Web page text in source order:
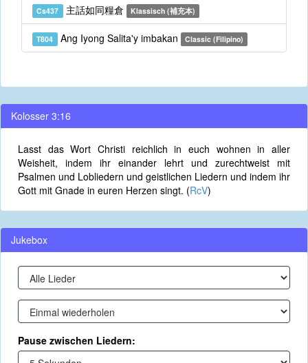
Cs437 主話如同糧倉 Klassisch (補充本)
T804 Ang Iyong Salita'y imbakan Classic (Filipino)
Kolosser 3:16
Lasst das Wort Christi reichlich in euch wohnen in aller
Weisheit, indem ihr einander lehrt und zurechtweist mit
Psalmen und Lobliedern und geistlichen Liedern und indem ihr
Gott mit Gnade in euren Herzen singt. (RcV)
Jukebox
Pause zwischen Liedern: